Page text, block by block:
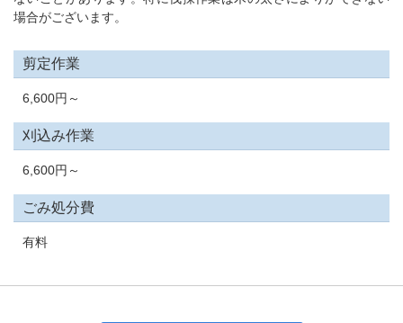
場合がございます。
剪定作業
6,600円～
刈込み作業
6,600円～
ごみ処分費
有料